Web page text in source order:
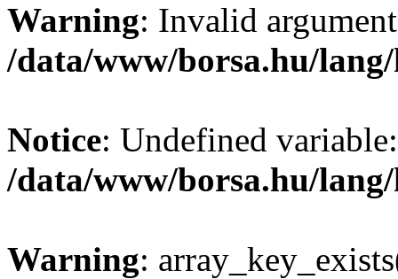
Warning: Invalid
/data/www/borsa.hu/
Notice: Undefined
/data/www/borsa.hu/
Warning: